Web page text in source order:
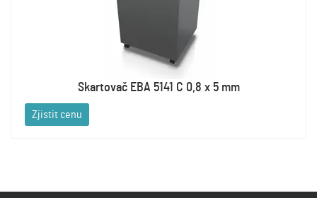
Skartovač EBA 5141 C 0,8 x 5 mm
Zjistit cenu